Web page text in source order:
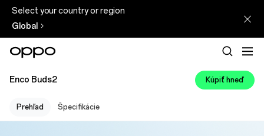
Select your country or region
Global
Enco Buds2 Kúpiť hneď
Prehľad Špecifikácie